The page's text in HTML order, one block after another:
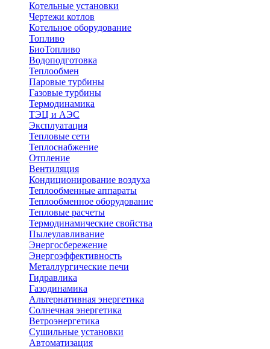
Котельные установки
Чертежи котлов
Котельное оборудование
Топливо
БиоТопливо
Водоподготовка
Теплообмен
Паровые турбины
Газовые турбины
Термодинамика
ТЭЦ и АЭС
Эксплуатация
Тепловые сети
Теплоснабжение
Отпление
Вентиляция
Кондиционирование воздуха
Теплообменные аппараты
Теплообменное оборудование
Тепловые расчеты
Термодинамические свойства
Пылеулавливание
Энергосбережение
Энергоэффективность
Металлургические печи
Гидравлика
Газодинамика
Альтернативная энергетика
Солнечная энергетика
Ветроэнергетика
Сушильные установки
Автоматизация